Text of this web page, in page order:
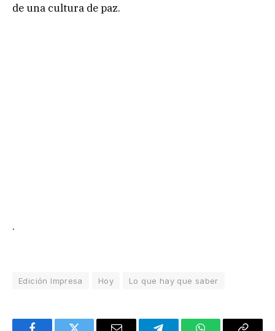
de una cultura de paz.
.
Edición Impresa Hoy Lo que hay que saber